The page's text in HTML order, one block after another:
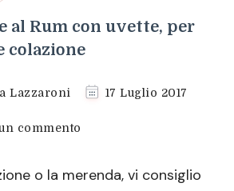
al Rum con uvette, per
colazione
Lazzaroni 17 Luglio 2017
commento
Rum
o la merenda, vi consiglio